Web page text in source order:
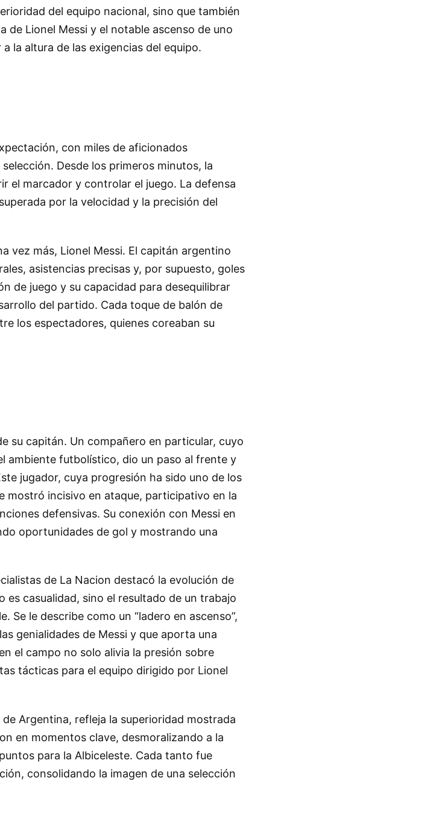
del equipo nacional, sino que también
de Lionel Messi y el notable ascenso de uno
la altura de las exigencias del equipo.
con miles de aficionados
Desde los primeros minutos, la
el marcador y controlar el juego. La defensa
por la velocidad y la precisión del
vez más, Lionel Messi. El capitán argentino
asistencias precisas y, por supuesto, goles
de juego y su capacidad para desequilibrar
del partido. Cada toque de balón de
los espectadores, quienes coreaban su
su capitán. Un compañero en particular, cuyo
ambiente futbolístico, dio un paso al frente y
jugador, cuya progresión ha sido uno de los
mostró incisivo en ataque, participativo en la
defensivas. Su conexión con Messi en
oportunidades de gol y mostrando una
de La Nacion destacó la evolución de
es casualidad, sino el resultado de un trabajo
Se le describe como un “ladero en ascenso”,
genialidades de Messi y que aporta una
el campo no solo alivia la presión sobre
tácticas para el equipo dirigido por Lionel
Argentina, refleja la superioridad mostrada
en momentos clave, desmoralizando a la
para la Albiceleste. Cada tanto fue
consolidando la imagen de una selección